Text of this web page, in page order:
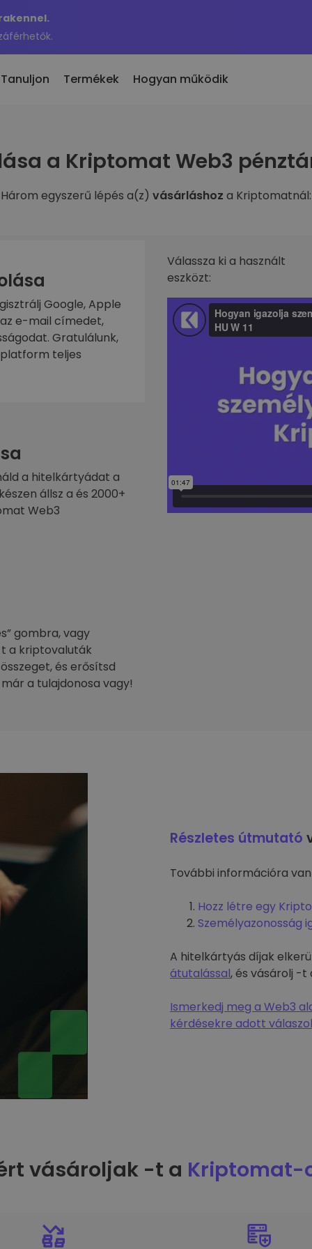
hozzáadott
hozzáadott tokenek a
akkor, ha 100 €
Tanuljon Termékek
kriptovaluta
egyszerű
KriptoEarn
Kapj jutalmakat a kriptod után
Trezor
befektetések (DCA)
Hogyan működik
a Kriptomat Web3
Három egyszerű lépés a(z) vásárláshoz a Kriptomatnál:
Google, Apple
e-mail címedet,
Gratulálunk,
teljes
a hitelkártyádat a
állsz a és 2000+
Web3
gombra, vagy
t a kriptovaluták
és erősítsd
a tulajdonosa vagy!
Válassza ki a használt
eszközt:
Részletes útmutató
További információra
Hozz létre egy
Személyazonosság
A hitelkártyás díjak
átutalással, és vásárolj -t
Ismerkedj meg a Web3
kérdésekre adott
vásároljak -t a Kriptomat-